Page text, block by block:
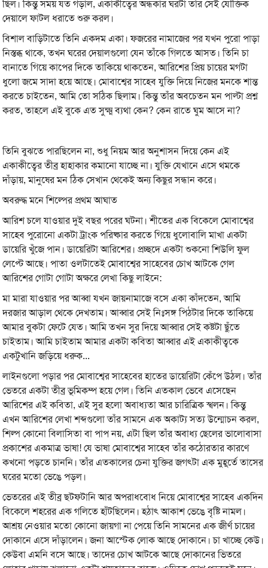
ছিল। কিন্তু সময় যত গড়াল, একাকীত্বের অন্ধকার ঘরটা তাঁর সেই যৌক্তিক
দেয়ালে ফাটল ধরাতে শুরু করল।
বিশাল বাড়িটাতে তিনি একদম একা। ফজরের নামাজের পর যখন পুরো পাড়া
নিস্তব্ধ থাকে, তখন ঘরের দেয়ালগুলো যেন তাঁকে গিলতে আসত। তিনি চা
বানাতে গিয়ে কাপের দিকে তাকিয়ে থাকতেন, আরিশের প্রিয় চায়ের মগটা
ধুলো জমে সাদা হয়ে আছে। মোবাশ্বের সাহেব যুক্তি দিয়ে নিজের মনকে শান্ত
করতে চাইতেন, আমি তো সঠিক ছিলাম। কিন্তু তাঁর অবচেতন মন পাল্টা প্রশ্ন
করত, তাহলে এই বুকে এত সুক্ষ্ম ব্যথা কেন? কেন রাতে ঘুম আসে না?
তিনি বুঝতে পারছিলেন না, শুধু নিয়ম আর অনুশাসন দিয়ে কেন এই
একাকীত্বের তীব্র হাহাকার কমানো যাচ্ছে না। যুক্তি যেখানে এসে থমকে
দাঁড়ায়, মানুষের মন ঠিক সেখান থেকেই অন্য কিছুর সন্ধান করে।
অবরুদ্ধ মনে শিল্পের প্রথম আঘাত
আরিশ চলে যাওয়ার দুই বছর পরের ঘটনা। শীতের এক বিকেলে মোবাশ্বের
সাহেব পুরোনো একটা ট্রাংক পরিষ্কার করতে গিয়ে ধুলোবালি মাখা একটা
ডায়েরি খুঁজে পান। ডায়েরিটা আরিশের। প্রচ্ছদে একটা শুকনো শিউলি ফুল
লেপ্টে আছে। পাতা ওলটাতেই মোবাশ্বের সাহেবের চোখ আটকে গেল
আরিশের গোটা গোটা অক্ষরে লেখা কিছু লাইনে:
মা মারা যাওয়ার পর আব্বা যখন জায়নামাজে বসে একা কাঁদতেন, আমি
দরজার আড়াল থেকে দেখতাম। আব্বার সেই নিঃসঙ্গ পিঠটার দিকে তাকিয়ে
আমার বুকটা ফেটে যেত। আমি তখন সুর দিয়ে আব্বার সেই কষ্টটা ছুঁতে
চাইতাম। আমি চাইতাম আমার একটা কবিতা আব্বার এই একাকীত্বকে
একটুখানি জড়িয়ে ধরুক...
লাইনগুলো পড়ার পর মোবাশ্বের সাহেবের হাতের ডায়েরিটা কেঁপে উঠল। তাঁর
ভেতরে একটা তীব্র ভূমিকম্প হয়ে গেল। তিনি এতকাল ভেবে এসেছেন
আরিশের এই কবিতা, এই সুর হলো অবাধ্যতা আর চারিত্রিক স্খলন। কিন্তু
এখন আরিশের লেখা শব্দগুলো তাঁর সামনে এক অকাট্য সত্য উন্মোচন করল,
শিল্প কোনো বিলাসিতা বা পাপ নয়, এটা ছিল তাঁর অবাধ্য ছেলের ভালোবাসা
প্রকাশের একমাত্র ভাষা! যে ভাষা মোবাশ্বের সাহেব তাঁর কঠোরতার কারণে
কখনো পড়তে চাননি। তাঁর এতকালের চেনা যুক্তির জগৎটা এক মুহূর্তে তাসের
ঘরের মতো ভেঙে পড়ল।
ভেতরের এই তীব্র ছটফটানি আর অপরাধবোধ নিয়ে মোবাশ্বের সাহেব একদিন
বিকেলে শহরের এক গলিতে হাঁটছিলেন। হঠাৎ আকাশ ভেঙে বৃষ্টি নামল।
আশ্রয় নেওয়ার মতো কোনো জায়গা না পেয়ে তিনি সামনের এক জীর্ণ চায়ের
দোকানে এসে দাঁড়ালেন। জনা আস্টেক লোক আছে দোকানে। চা খাচ্ছে কেউ।
কেউবা এমনি বসে আছে। তাদের চোখ আটকে আছে দোকানের ভিতরে